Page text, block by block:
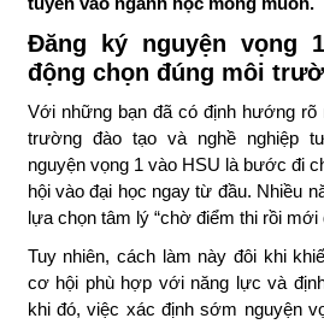
Đăng ký nguyện vọng
động chọn đúng môi
Với những bạn đã có định hướng rõ
trường đào tạo và nghề nghiệp
nguyện vọng 1 vào HSU là bước đi
hội vào đại học ngay từ đầu. Nhiều
lựa chọn tâm lý “chờ điểm thi rồi mới
Tuy nhiên, cách làm này đôi khi
cơ hội phù hợp với năng lực và
khi đó, việc xác định sớm nguyện